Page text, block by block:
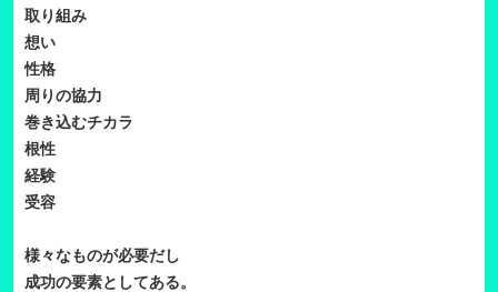
取り組み
想い
性格
周りの協力
巻き込むチカラ
根性
経験
受容
様々なものが必要だし
成功の要素としてある。